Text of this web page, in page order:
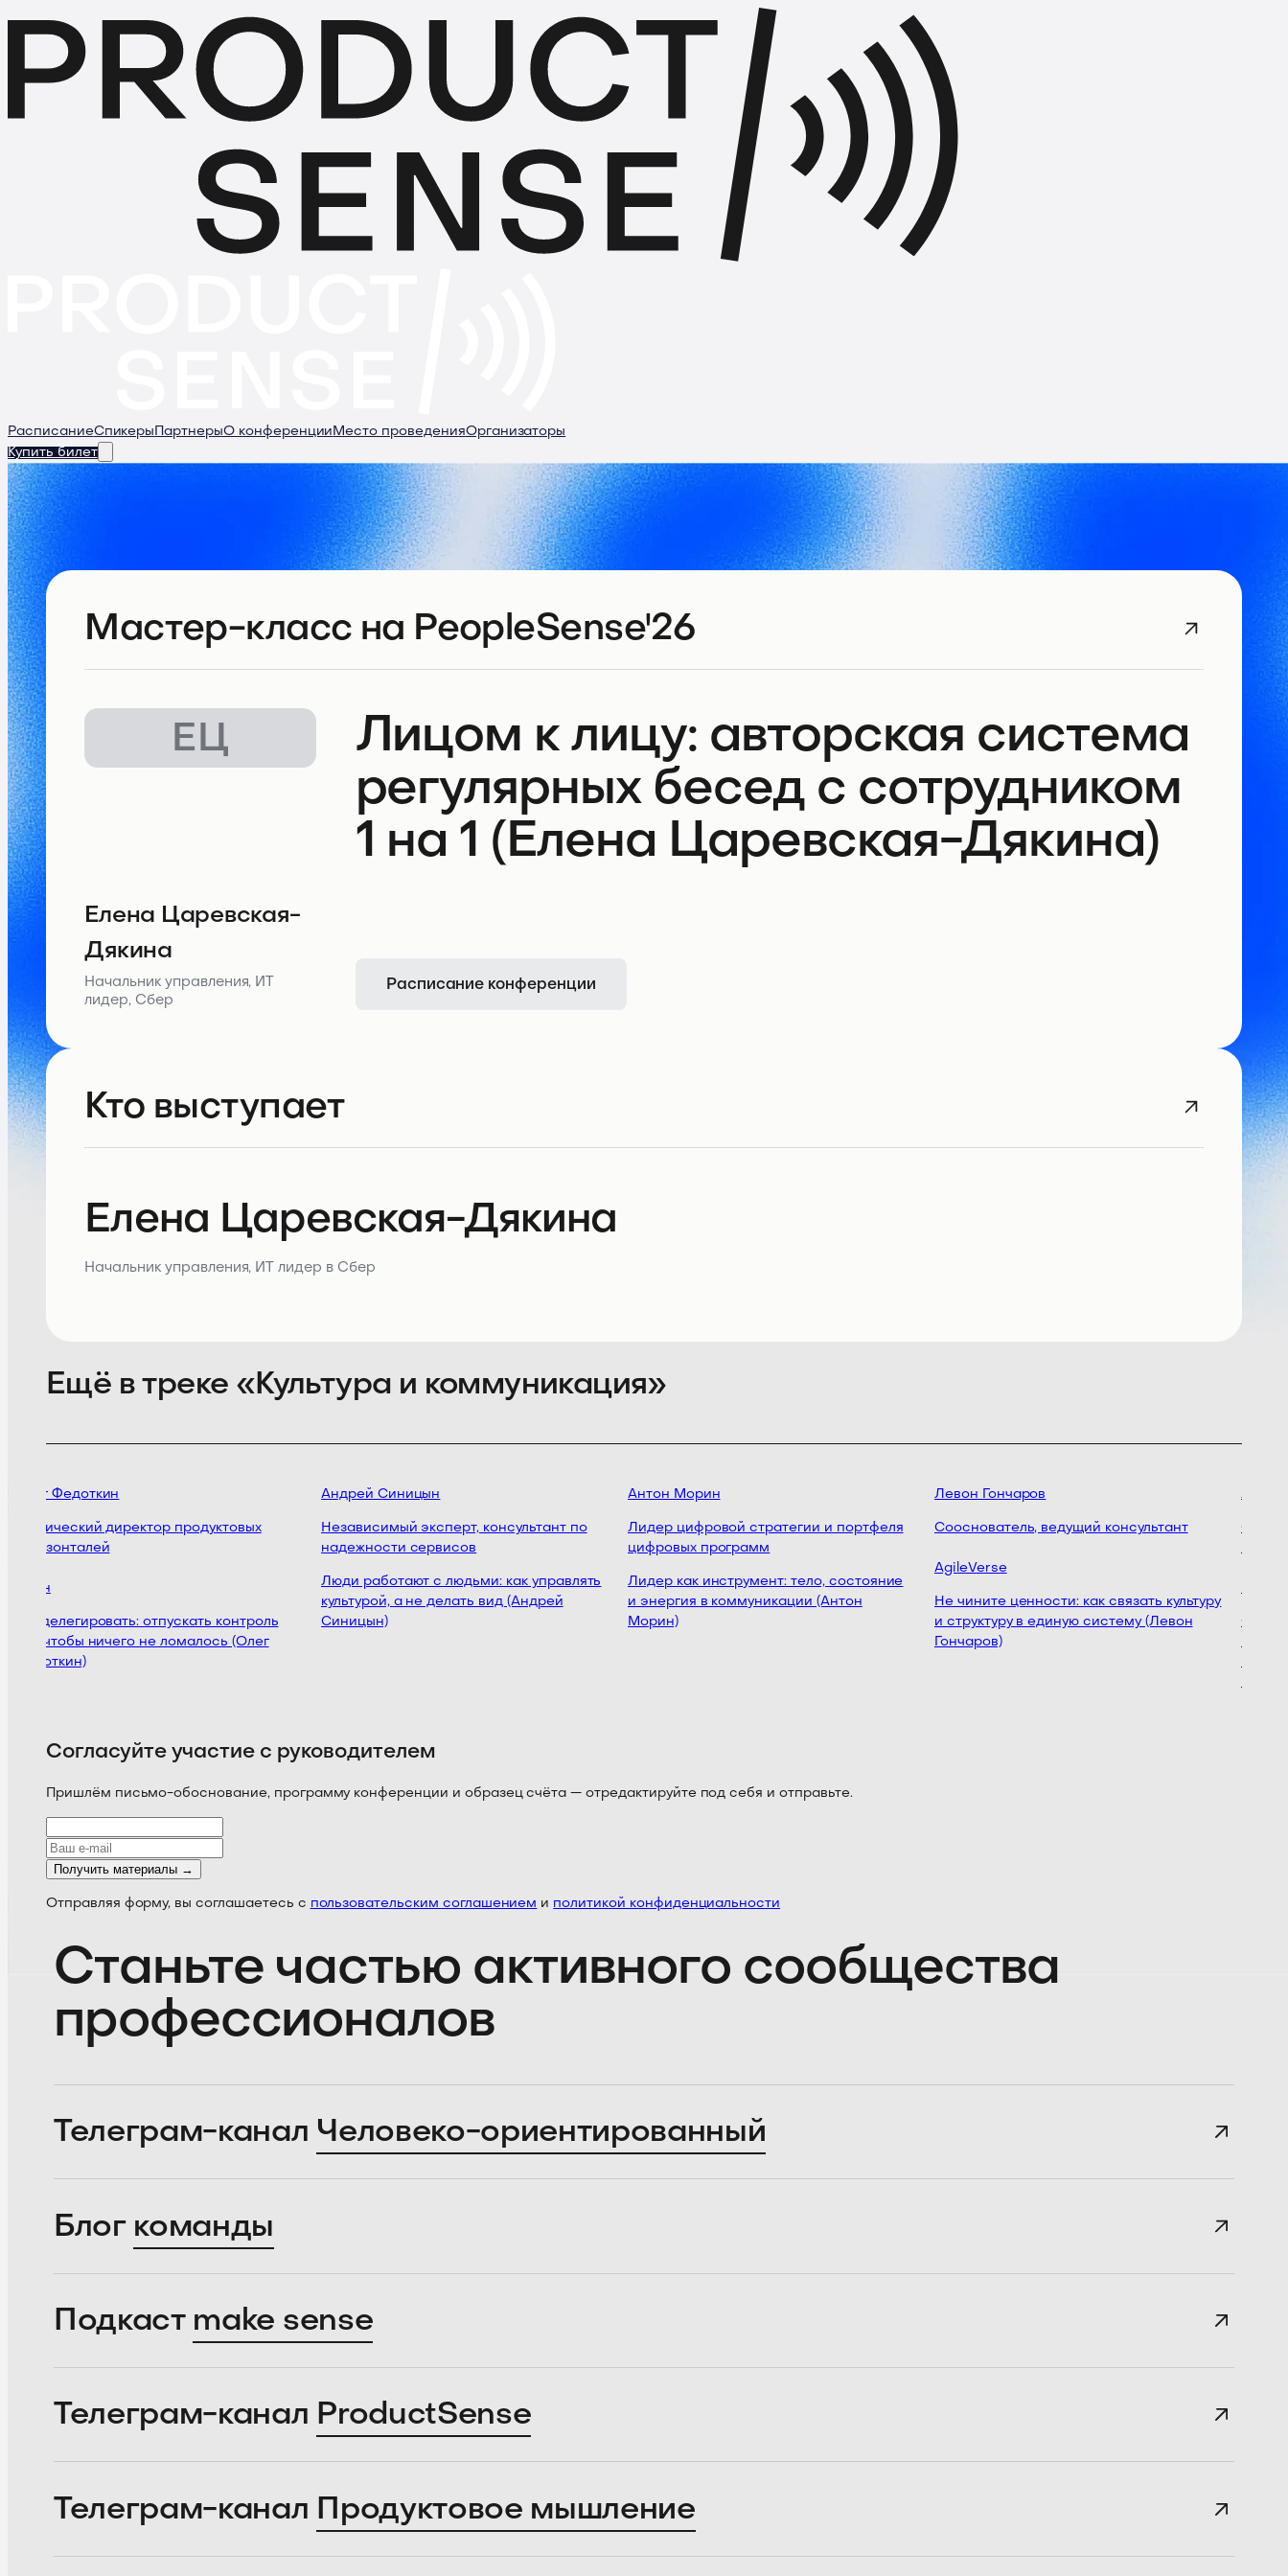
РасписаниеСпикеры ПартнерыО конференции Место проведенияОрганизаторы
Купить билет
Мастер-класс на PeopleSense'26
ЕЦ
Лицом к лицу: авторская система
регулярных бесед с сотрудником
1 на 1 (Елена Царевская-Дякина)
Елена Царевская-
Дякина
Начальник управления, ИТ
лидер, Сбер
Расписание конференции
Кто выступает
Елена Царевская-Дякина
Начальник управления, ИТ лидер в Сбер
Ещё в треке «Культура и коммуникация»
Олег Федоткин
Технический директор продуктовых
горизонталей
Как делегировать: отпускать контроль
так, чтобы ничего не ломалось (Олег
Федоткин)
Андрей Синицын
Независимый эксперт, консультант по
надежности сервисов
Люди работают с людьми: как управлять
культурой, а не делать вид (Андрей
Синицын)
Антон Морин
Лидер цифровой стратегии и портфеля
цифровых программ
Лидер как инструмент: тело, состояние
и энергия в коммуникации (Антон
Морин)
Левон Гончаров
Сооснователь, ведущий консультант
AgileVerse
Не чините ценности: как связать культуру
и структуру в единую систему (Левон
Гончаров)
Согласуйте участие с руководителем
Пришлём письмо-обоснование, программу конференции и образец счёта — отредактируйте под себя и отправьте.
Получить материалы →
Отправляя форму, вы соглашаетесь с пользовательским соглашением и политикой конфиденциальности
Станьте частью активного сообщества
профессионалов
Телеграм-канал Человеко-ориентированный
Блог команды
Подкаст make sense
Телеграм-канал ProductSense
Телеграм-канал Продуктовое мышление